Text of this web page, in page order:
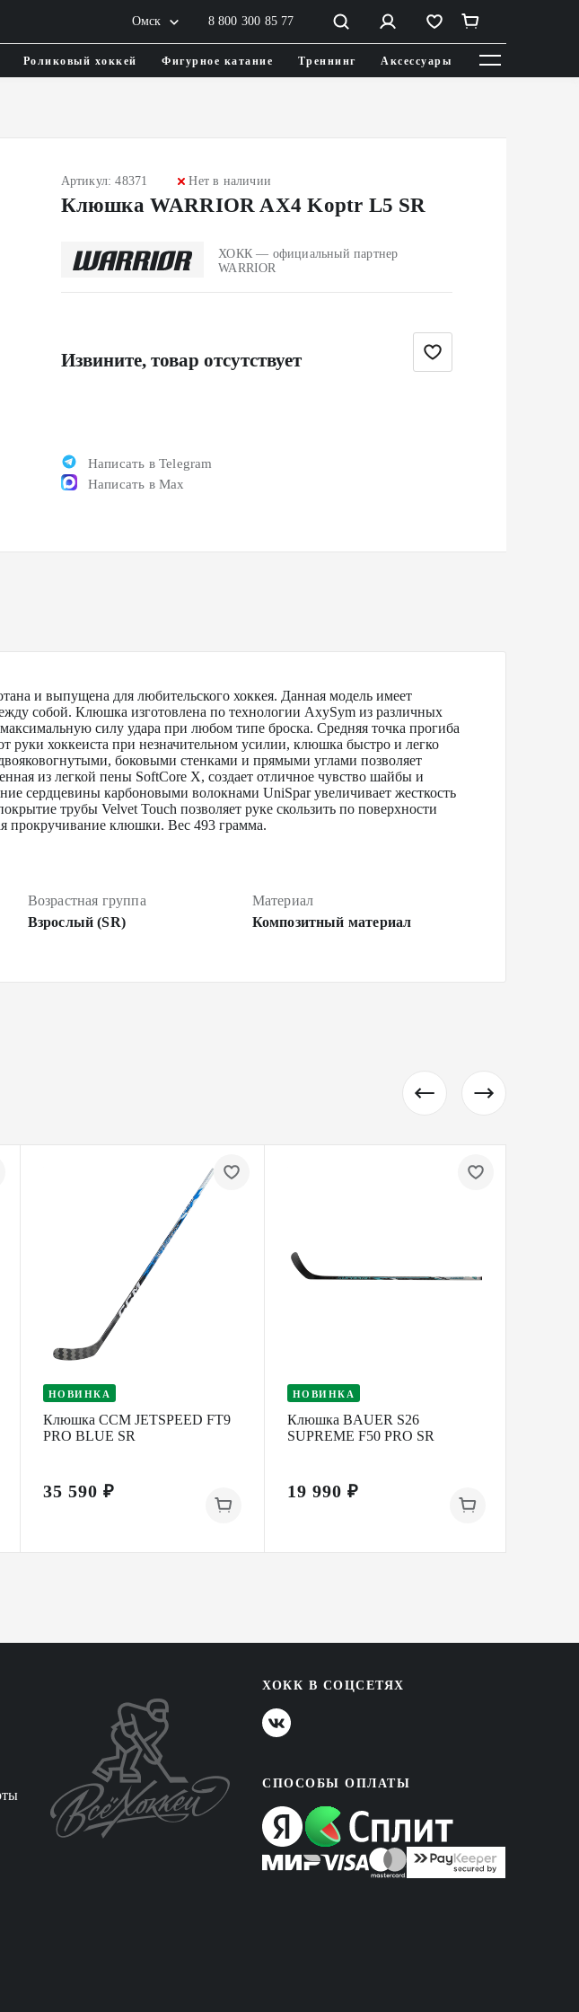
Омск 8 800 300 85 77
Роликовый хоккей Фигурное катание Треннинг Аксессуары
Артикул: 48371 Нет в наличии
Клюшка WARRIOR AX4 Koptr L5 SR
ХОКК — официальный партнер
WARRIOR
Извините, товар отсутствует
Написать в Telegram
Написать в Max
и выпущена для любительского хоккея. Данная модель имеет
собой. Клюшка изготовлена по технологии AxySym из различных
силу удара при любом типе броска. Средняя точка прогиба
руки хоккеиста при незначительном усилии, клюшка быстро и легко
боковыми стенками и прямыми углами позволяет
из легкой пены SoftCore X, создает отличное чувство шайбы и
сердцевины карбоновыми волокнами UniSpar увеличивает жесткость
трубы Velvet Touch позволяет руке скользить по поверхности
прокручивание клюшки. Вес 493 грамма.
Возрастная группа
Взрослый (SR)
Материал
Композитный материал
НОВИНКА
Клюшка CCM JETSPEED FT9
PRO BLUE SR
35 590 ₽
НОВИНКА
Клюшка BAUER S26
SUPREME F50 PRO SR
19 990 ₽
ХОКК В СОЦСЕТЯХ
СПОСОБЫ ОПЛАТЫ